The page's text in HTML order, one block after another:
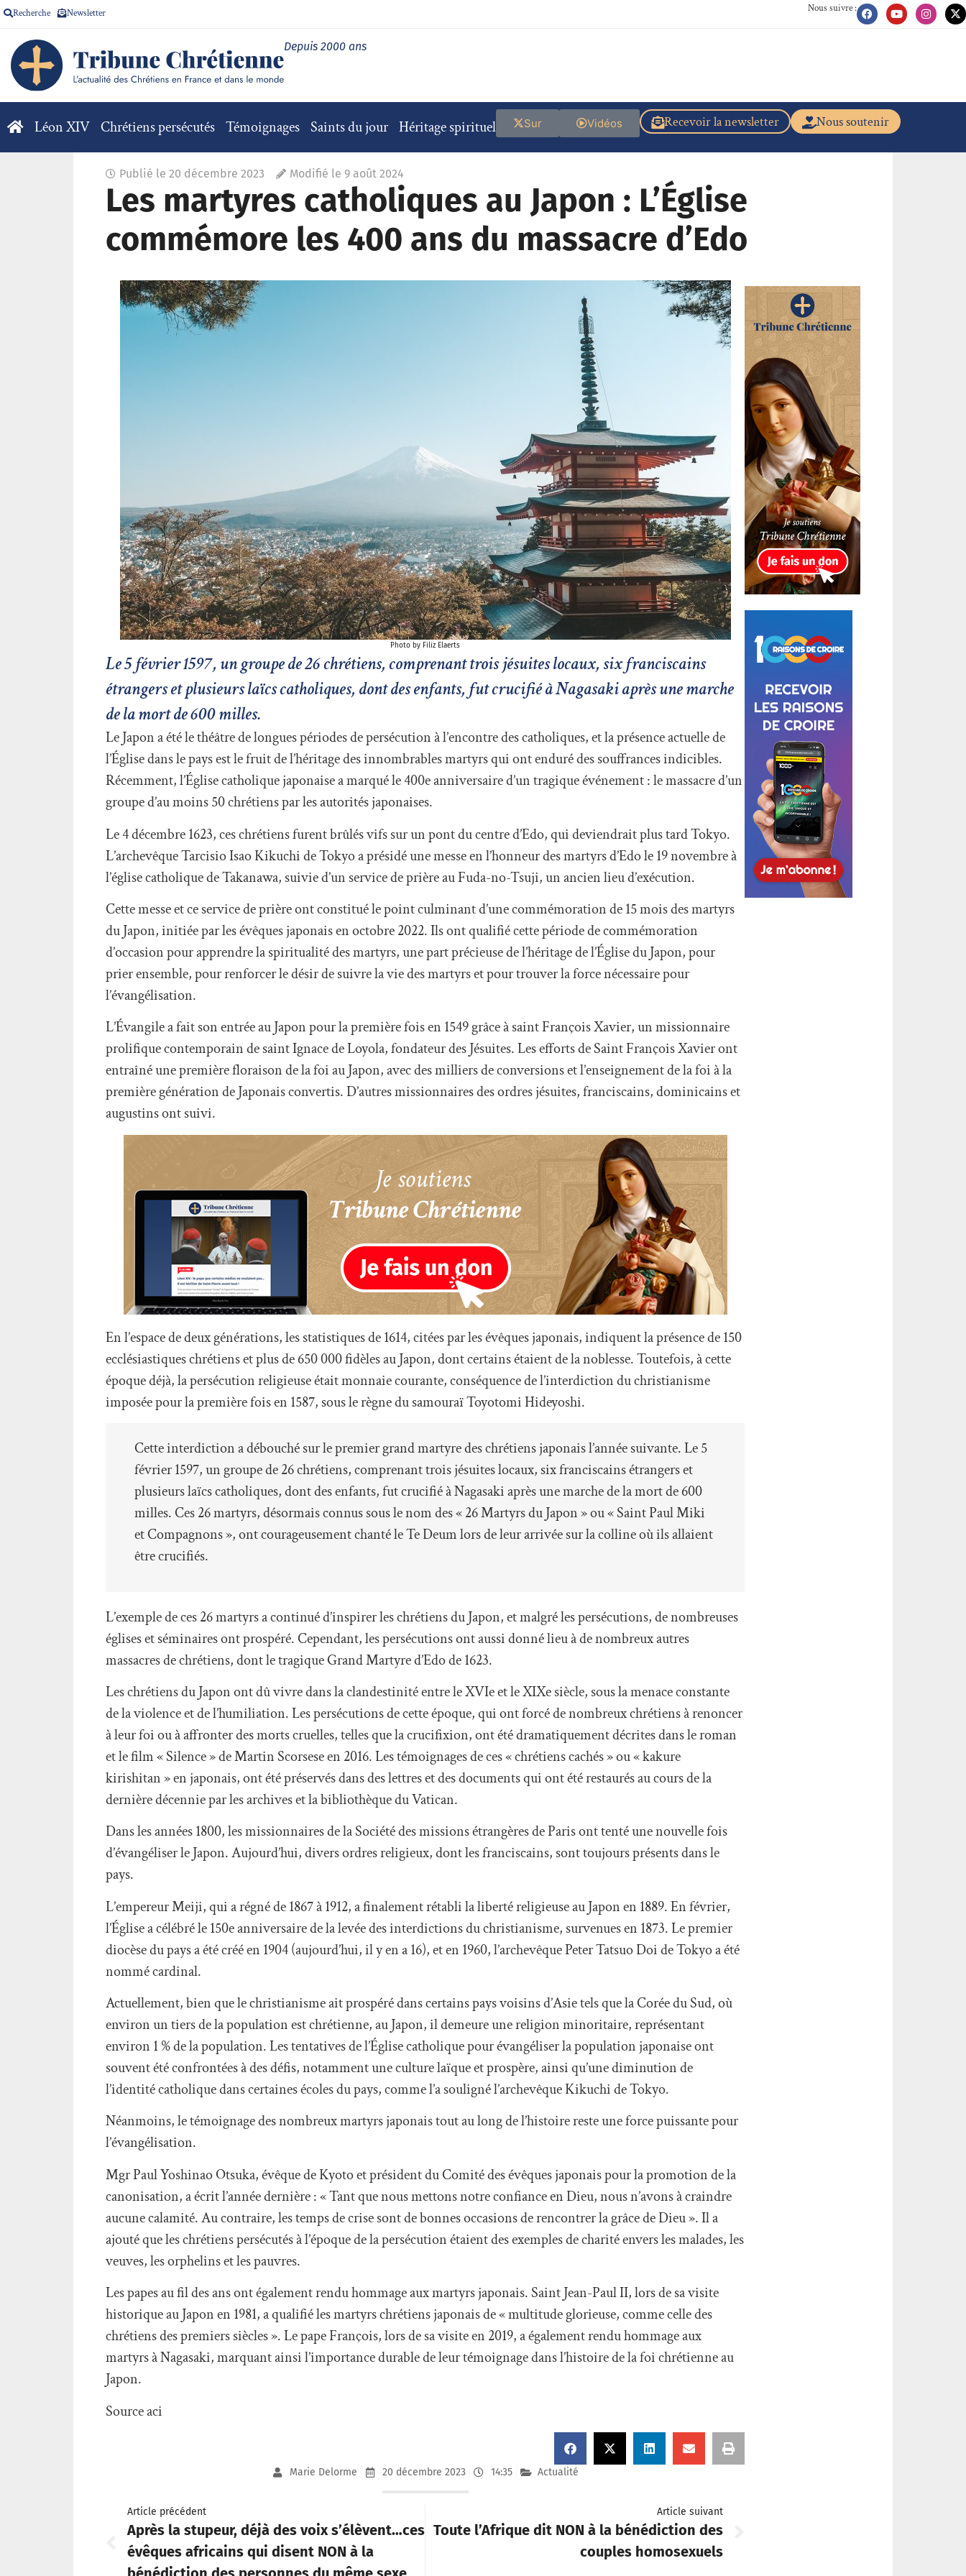
Recherche Newsletter Nous suivre :
Depuis 2000 ans
Léon XIV Chrétiens persécutés Témoignages Saints du jour Héritage spirituel Nous soutenir
Recevoir la newsletter
Vidéos
Sur
Publié le 20 décembre 2023 Modifié le 9 août 2024
Les martyres catholiques au Japon : L’Église
commémore les 400 ans du massacre d’Edo
Photo by Filiz Elaerts
Le 5 février 1597, un groupe de 26 chrétiens, comprenant trois jésuites locaux, six franciscains
étrangers et plusieurs laïcs catholiques, dont des enfants, fut crucifié à Nagasaki après une marche
de la mort de 600 milles.
Le Japon a été le théâtre de longues périodes de persécution à l’encontre des catholiques, et la présence actuelle de
l’Église dans le pays est le fruit de l’héritage des innombrables martyrs qui ont enduré des souffrances indicibles.
Récemment, l’Église catholique japonaise a marqué le 400e anniversaire d’un tragique événement : le massacre d’un
groupe d’au moins 50 chrétiens par les autorités japonaises.
Le 4 décembre 1623, ces chrétiens furent brûlés vifs sur un pont du centre d’Edo, qui deviendrait plus tard Tokyo.
L’archevêque Tarcisio Isao Kikuchi de Tokyo a présidé une messe en l’honneur des martyrs d’Edo le 19 novembre à
l’église catholique de Takanawa, suivie d’un service de prière au Fuda-no-Tsuji, un ancien lieu d’exécution.
Cette messe et ce service de prière ont constitué le point culminant d’une commémoration de 15 mois des martyrs
du Japon, initiée par les évêques japonais en octobre 2022. Ils ont qualifié cette période de commémoration
d’occasion pour apprendre la spiritualité des martyrs, une part précieuse de l’héritage de l’Église du Japon, pour
prier ensemble, pour renforcer le désir de suivre la vie des martyrs et pour trouver la force nécessaire pour
l’évangélisation.
L’Évangile a fait son entrée au Japon pour la première fois en 1549 grâce à saint François Xavier, un missionnaire
prolifique contemporain de saint Ignace de Loyola, fondateur des Jésuites. Les efforts de Saint François Xavier ont
entraîné une première floraison de la foi au Japon, avec des milliers de conversions et l’enseignement de la foi à la
première génération de Japonais convertis. D’autres missionnaires des ordres jésuites, franciscains, dominicains et
augustins ont suivi.
En l’espace de deux générations, les statistiques de 1614, citées par les évêques japonais, indiquent la présence de 150
ecclésiastiques chrétiens et plus de 650 000 fidèles au Japon, dont certains étaient de la noblesse. Toutefois, à cette
époque déjà, la persécution religieuse était monnaie courante, conséquence de l’interdiction du christianisme
imposée pour la première fois en 1587, sous le règne du samouraï Toyotomi Hideyoshi.
Cette interdiction a débouché sur le premier grand martyre des chrétiens japonais l’année suivante. Le 5
février 1597, un groupe de 26 chrétiens, comprenant trois jésuites locaux, six franciscains étrangers et
plusieurs laïcs catholiques, dont des enfants, fut crucifié à Nagasaki après une marche de la mort de 600
milles. Ces 26 martyrs, désormais connus sous le nom des « 26 Martyrs du Japon » ou « Saint Paul Miki
et Compagnons », ont courageusement chanté le Te Deum lors de leur arrivée sur la colline où ils allaient
être crucifiés.
L’exemple de ces 26 martyrs a continué d’inspirer les chrétiens du Japon, et malgré les persécutions, de nombreuses
églises et séminaires ont prospéré. Cependant, les persécutions ont aussi donné lieu à de nombreux autres
massacres de chrétiens, dont le tragique Grand Martyre d’Edo de 1623.
Les chrétiens du Japon ont dû vivre dans la clandestinité entre le XVIe et le XIXe siècle, sous la menace constante
de la violence et de l’humiliation. Les persécutions de cette époque, qui ont forcé de nombreux chrétiens à renoncer
à leur foi ou à affronter des morts cruelles, telles que la crucifixion, ont été dramatiquement décrites dans le roman
et le film « Silence » de Martin Scorsese en 2016. Les témoignages de ces « chrétiens cachés » ou « kakure
kirishitan » en japonais, ont été préservés dans des lettres et des documents qui ont été restaurés au cours de la
dernière décennie par les archives et la bibliothèque du Vatican.
Dans les années 1800, les missionnaires de la Société des missions étrangères de Paris ont tenté une nouvelle fois
d’évangéliser le Japon. Aujourd’hui, divers ordres religieux, dont les franciscains, sont toujours présents dans le
pays.
L’empereur Meiji, qui a régné de 1867 à 1912, a finalement rétabli la liberté religieuse au Japon en 1889. En février,
l’Église a célébré le 150e anniversaire de la levée des interdictions du christianisme, survenues en 1873. Le premier
diocèse du pays a été créé en 1904 (aujourd’hui, il y en a 16), et en 1960, l’archevêque Peter Tatsuo Doi de Tokyo a été
nommé cardinal.
Actuellement, bien que le christianisme ait prospéré dans certains pays voisins d’Asie tels que la Corée du Sud, où
environ un tiers de la population est chrétienne, au Japon, il demeure une religion minoritaire, représentant
environ 1 % de la population. Les tentatives de l’Église catholique pour évangéliser la population japonaise ont
souvent été confrontées à des défis, notamment une culture laïque et prospère, ainsi qu’une diminution de
l’identité catholique dans certaines écoles du pays, comme l’a souligné l’archevêque Kikuchi de Tokyo.
Néanmoins, le témoignage des nombreux martyrs japonais tout au long de l’histoire reste une force puissante pour
l’évangélisation.
Mgr Paul Yoshinao Otsuka, évêque de Kyoto et président du Comité des évêques japonais pour la promotion de la
canonisation, a écrit l’année dernière : « Tant que nous mettons notre confiance en Dieu, nous n’avons à craindre
aucune calamité. Au contraire, les temps de crise sont de bonnes occasions de rencontrer la grâce de Dieu ». Il a
ajouté que les chrétiens persécutés à l’époque de la persécution étaient des exemples de charité envers les malades, les
veuves, les orphelins et les pauvres.
Les papes au fil des ans ont également rendu hommage aux martyrs japonais. Saint Jean-Paul II, lors de sa visite
historique au Japon en 1981, a qualifié les martyrs chrétiens japonais de « multitude glorieuse, comme celle des
chrétiens des premiers siècles ». Le pape François, lors de sa visite en 2019, a également rendu hommage aux
martyrs à Nagasaki, marquant ainsi l’importance durable de leur témoignage dans l’histoire de la foi chrétienne au
Japon.
Source aci
Marie Delorme 20 décembre 2023 14:35 Actualité
Article précédent
Après la stupeur, déjà des voix s’élèvent…ces
évêques africains qui disent NON à la
Article suivant
Toute l’Afrique dit NON à la bénédiction des
couples homosexuels